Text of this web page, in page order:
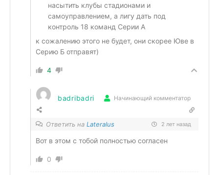
насытить клубы стадионами и
самоуправлением, а лигу дать под
контроль 18 команд Серии А
к сожалению этого не будет, они скорее Юве в
Серию Б отправят)
4
badribadri Начинающий комментатор
Ответить на Lateralus 2 лет назад
Вот в этом с тобой полностью согласен
0